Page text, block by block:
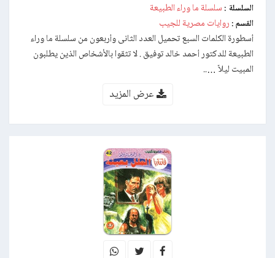
السلسلة : سلسلة ما وراء الطبيعة
القسم : روايات مصرية للجيب
أسطورة الكلمات السبع تحميل العدد الثانى وأربعون من سلسلة ما وراء
الطبيعة للدكتور أحمد خالد توفيق . لا تثقوا بالأشخاص الذين يطلبون
المبيت ليلاً …..
عرض المزيد